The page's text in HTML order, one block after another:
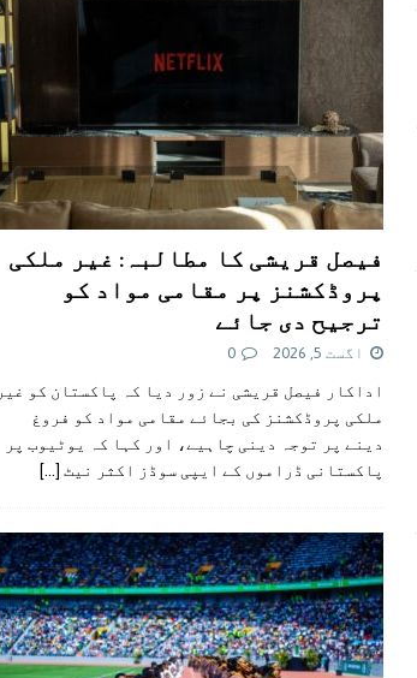
فیصل قریشی کا مطالبہ: غیر ملکی
پروڈکشنز پر مقامی مواد کو
ترجیح دی جائے
اگست 5, 2026 0
اداکار فیصل قریشی نے زور دیا کہ پاکستان کو غیر
ملکی پروڈکشنز کی بجائے مقامی مواد کو فروغ
دینے پر توجہ دینی چاہیے، اور کہا کہ یوٹیوب پر
پاکستانی ڈراموں کے ایپی سوڈز اکثر نیٹ [...]